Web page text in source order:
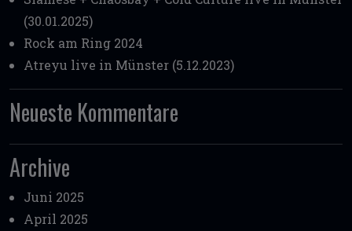
(30.01.2025)
Rock am Ring 2024
Atreyu live in Münster (5.12.2023)
Neueste Kommentare
Archive
Juni 2025
April 2025